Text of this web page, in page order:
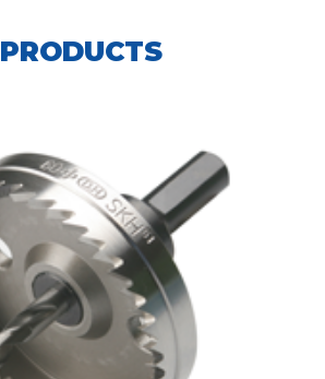
PRODUCTS